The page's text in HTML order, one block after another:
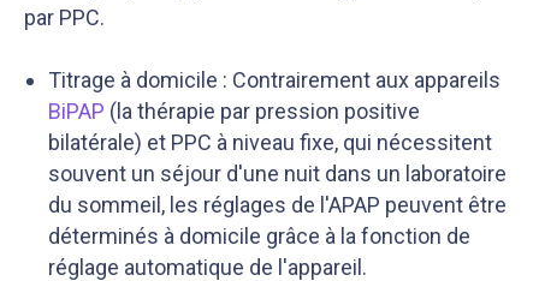
par PPC.
Titrage à domicile : Contrairement aux appareils
BiPAP (la thérapie par pression positive
bilatérale) et PPC à niveau fixe, qui nécessitent
souvent un séjour d'une nuit dans un laboratoire
du sommeil, les réglages de l'APAP peuvent être
déterminés à domicile grâce à la fonction de
réglage automatique de l'appareil.